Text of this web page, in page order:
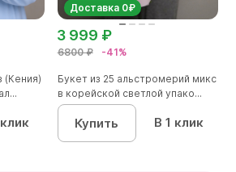
(Кения)
Доставка 0₽
6800 ₽ -41%
3 999 ₽
Букет из 25 альстромерий микс
в корейской светлой упако...
Купить В 1 клик